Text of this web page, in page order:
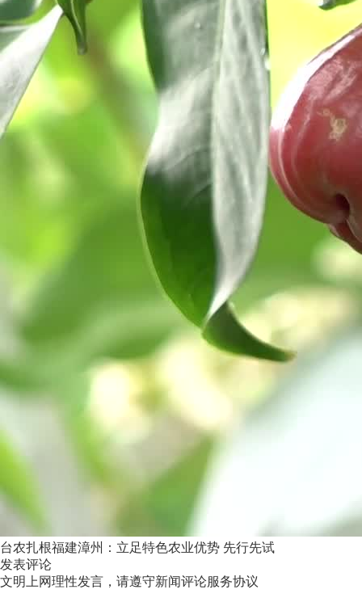
台农扎根福建漳州：立足特色农业优势 先行先试
发表评论
文明上网理性发言，请遵守新闻评论服务协议